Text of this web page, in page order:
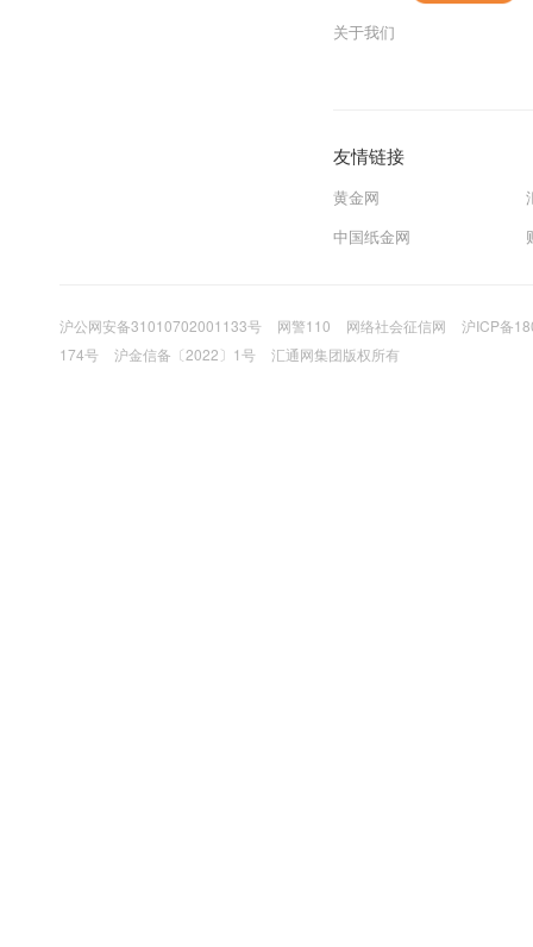
关于我们
友情链接
黄金网
中国纸金网
沪公网安备31010702001133号 网警110 网络社会征信网
沪ICP备
174号
沪金信备〔2022〕1号 汇通网集团版权所有